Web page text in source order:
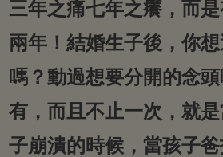
三年之痛七年之癢，而
兩年！結婚生子後，你
嗎？動過想要分開的念
有，而且不止一次，就
子崩潰的時候，當孩子